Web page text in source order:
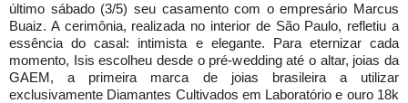
último sábado (3/5) seu casamento com o empresário Marcus
Buaiz. A cerimônia, realizada no interior de São Paulo, refletiu a
essência do casal: intimista e elegante. Para eternizar cada
momento, Isis escolheu desde o pré-wedding até o altar, joias da
GAEM, a primeira marca de joias brasileira a utilizar
exclusivamente Diamantes Cultivados em Laboratório e ouro 18k